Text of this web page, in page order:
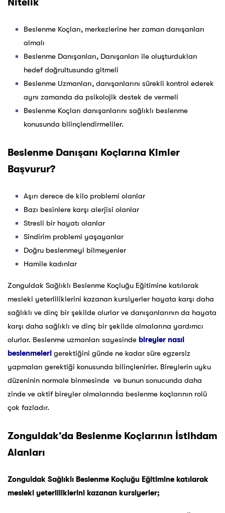
Beslenme Koçları, merkezlerine her zaman danışanları
almalı
Beslenme Danışanları, Danışanları ile oluşturdukları
hedef doğrultusunda gitmeli
Beslenme Uzmanları, danışanlarını sürekli kontrol ederek
aynı zamanda da psikolojik destek de vermeli
Beslenme Koçları danışanlarını sağlıklı beslenme
konusunda bilinçlendirmeliler.
Beslenme Danışanı Koçlarına Kimler
Başvurur?
Aşırı derece de kilo problemi olanlar
Bazı besinlere karşı alerjisi olanlar
Stresli bir hayatı olanlar
Sindirim problemi yaşayanlar
Doğru beslenmeyi bilmeyenler
Hamile kadınlar
Zonguldak Sağlıklı Beslenme Koçluğu Eğitimine katılarak
mesleki yeterliliklerini kazanan kursiyerler hayata karşı daha
sağlıklı ve dinç bir şekilde olurlar ve danışanlarının da hayata
karşı daha sağlıklı ve dinç bir şekilde olmalarına yardımcı
olurlar. Beslenme uzmanları sayesinde bireyler nasıl
beslenmeleri gerektiğini günde ne kadar süre egzersiz
yapmaları gerektiği konusunda bilinçlenirler. Bireylerin uyku
düzeninin normale binmesinde ve bunun sonucunda daha
zinde ve aktif bireyler olmalarında beslenme koçlarının rolü
çok fazladır.
Zonguldak’da Beslenme Koçlarının İstihdam
Alanları
Zonguldak Sağlıklı Beslenme Koçluğu Eğitimine katılarak
mesleki yeterliliklerini kazanan kursiyerler;